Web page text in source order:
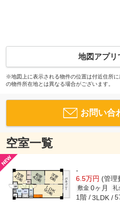
地図アプリ
※地図上に表示される物件の位置は付近住所
の物件所在地とは異なる場合がございます。
お問い合
空室一覧
-
6.5万円 (管理
敷金 0ヶ月 礼
1階 3LDK